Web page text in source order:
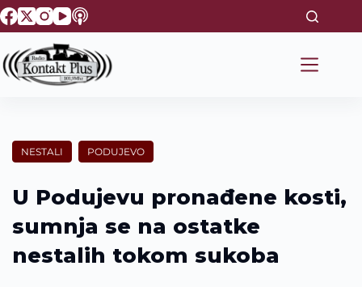
S
k
p
t
e
t
NESTALI PODUJEVO
U Podujevu pronađene kosti,
sumnja se na ostatke
nestalih tokom sukoba